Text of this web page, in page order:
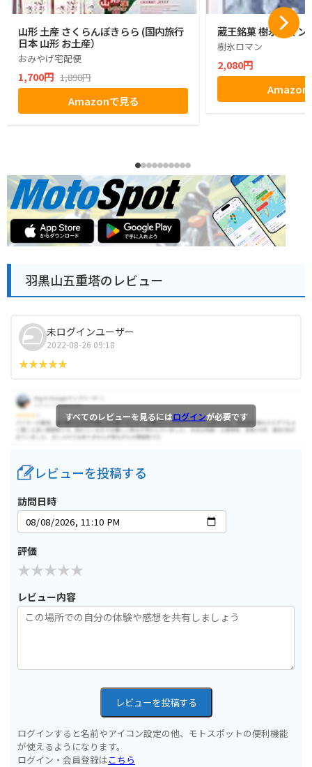
山形 土産 さくらんぼきらら (国内旅行
日本 山形 お土産）
おみやげ宅配便
1,700円 1,890円
Amazonで見る
蔵王銘菓 樹氷ロマン
樹氷ロマン
2,080円
Amazon
羽黒山五重塔のレビュー
未ログインユーザー
2022-08-26 09:18
すべてのレビューを見るにはログインが必要です
レビューを投稿する
訪問日時
評価
レビュー内容
レビューを投稿する
ログインすると名前やアイコン設定の他、モトスポットの便利機能
が使えるようになります。
ログイン・会員登録はこちら